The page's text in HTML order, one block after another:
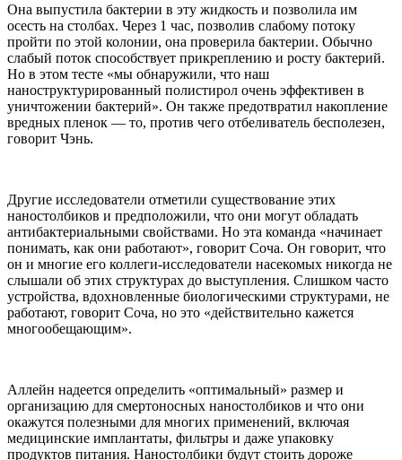
Она выпустила бактерии в эту жидкость и позволила им
осесть на столбах. Через 1 час, позволив слабому потоку
пройти по этой колонии, она проверила бактерии. Обычно
слабый поток способствует прикреплению и росту бактерий.
Но в этом тесте «мы обнаружили, что наш
наноструктурированный полистирол очень эффективен в
уничтожении бактерий». Он также предотвратил накопление
вредных пленок — то, против чего отбеливатель бесполезен,
говорит Чэнь.
Другие исследователи отметили существование этих
наностолбиков и предположили, что они могут обладать
антибактериальными свойствами. Но эта команда «начинает
понимать, как они работают», говорит Соча. Он говорит, что
он и многие его коллеги-исследователи насекомых никогда не
слышали об этих структурах до выступления. Слишком часто
устройства, вдохновленные биологическими структурами, не
работают, говорит Соча, но это «действительно кажется
многообещающим».
Аллейн надеется определить «оптимальный» размер и
организацию для смертоносных наностолбиков и что они
окажутся полезными для многих применений, включая
медицинские имплантаты, фильтры и даже упаковку
продуктов питания. Наностолбики будут стоить дороже